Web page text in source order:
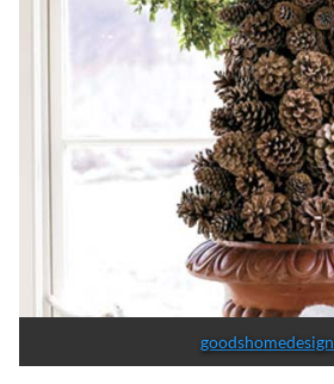
goodshomedesign